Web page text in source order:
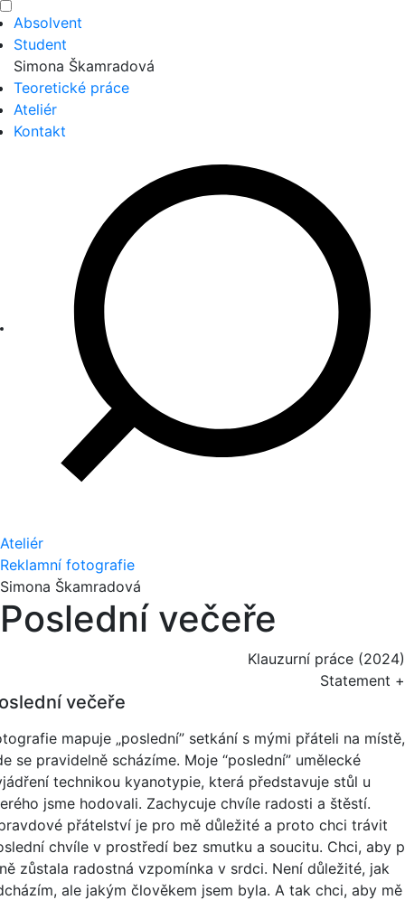
Absolvent
Student
Simona Škamradová
Teoretické práce
Ateliér
Kontakt
Ateliér
Reklamní fotografie
Simona Škamradová
Poslední večeře
Klauzurní práce (2024)
Statement +
večeře
mapuje „poslední” setkání s mými přáteli na místě,
se pravidelně scházíme. Moje “poslední” umělecké
technikou kyanotypie, která představuje stůl u
jsme hodovali. Zachycuje chvíle radosti a štěstí.
přátelství je pro mě důležité a proto chci trávit
chvíle v prostředí bez smutku a soucitu. Chci, aby
zůstala radostná vzpomínka v srdci. Není důležité, jak
ale jakým člověkem jsem byla. A tak chci, aby mě